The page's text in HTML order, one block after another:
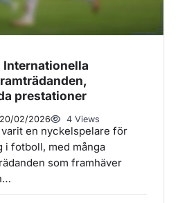
prestationer
20/02/2026 4 Views
en nyckelspelare för
i fotboll, med många
som framhäver